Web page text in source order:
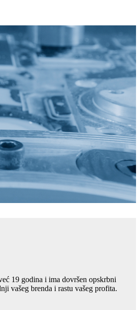
19 godina i ima dovršen opskrbni
vašeg brenda i rastu vašeg profita.